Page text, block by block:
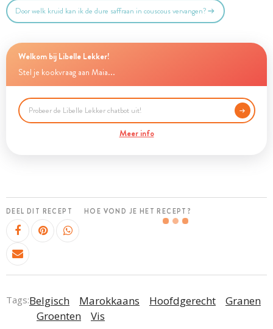
Door welk kruid kan ik de dure saffraan in couscous vervangen?
Welkom bij Libelle Lekker!
Stel je kookvraag aan Maia...
Meer info
DEEL DIT RECEPT HOE VOND JE HET RECEPT?
Tags:Belgisch Marokkaans Hoofdgerecht
Granen
Groenten
Vis